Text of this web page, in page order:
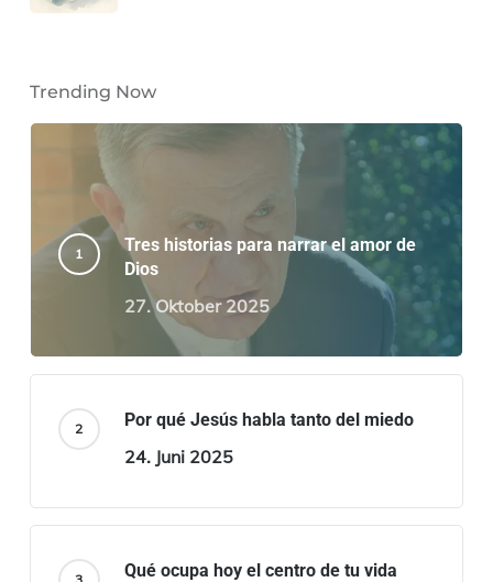
Trending Now
Tres historias para narrar el amor de
Dios
27. Oktober 2025
Por qué Jesús habla tanto del miedo
24. Juni 2025
Qué ocupa hoy el centro de tu vida